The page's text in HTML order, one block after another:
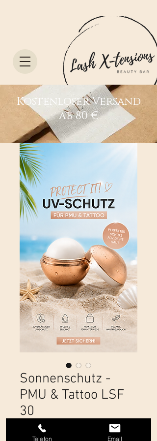
Kostenloser Versand
ab 80 €
Sonnenschutz -
PMU & Tattoo LSF
30
8,90 €Preis
Telefon Email